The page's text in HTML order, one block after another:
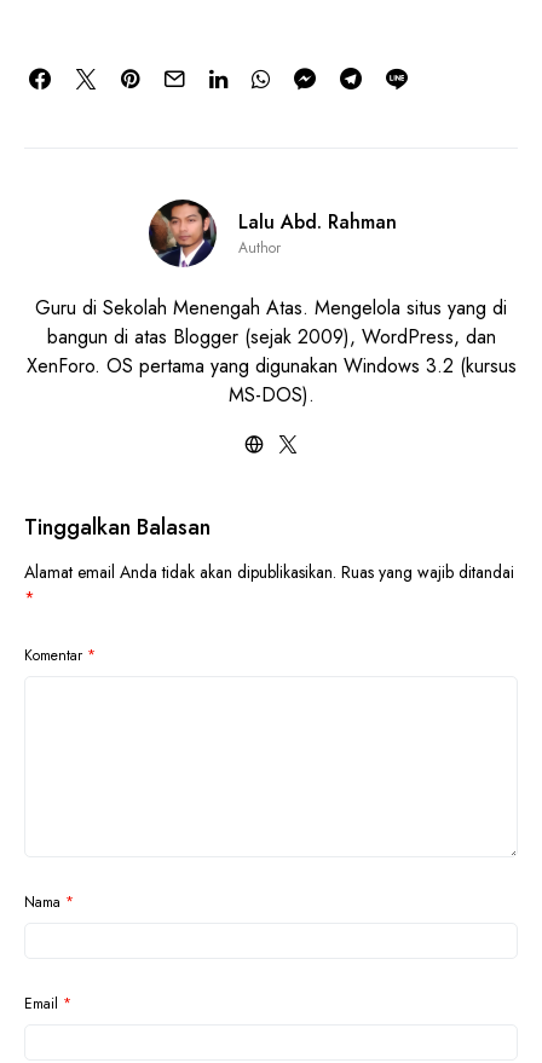
Lalu Abd. Rahman
Author
Guru di Sekolah Menengah Atas. Mengelola situs yang di
bangun di atas Blogger (sejak 2009), WordPress, dan
XenForo. OS pertama yang digunakan Windows 3.2 (kursus
MS-DOS).
Tinggalkan Balasan
Alamat email Anda tidak akan dipublikasikan. Ruas yang wajib ditandai
*
Komentar *
Nama *
Email *